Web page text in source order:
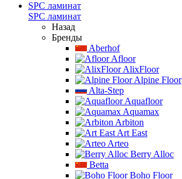
SPC ламинат
SPC ламинат
Назад
Бренды
Aberhof
Afloor
AlixFloor
Alpine Floor
Alta-Step
Aquafloor
Aquamax
Arbiton
Art East
Arteo
Berry Alloc
Betta
Boho Floor